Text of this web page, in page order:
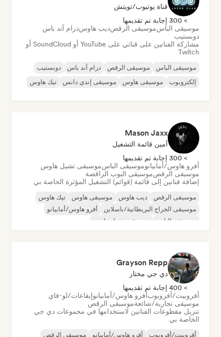
قناة يوتيوب/تويتش
> 300 إجابة تم تقديمها
موسيقى الباسموسيقى الرقصديب هاوسدرام آند باس
دوبستيب
مشاركة الفنانين على قناتي على YouTube أو SoundCloud أو
Twitch
موسيقى الباس موسيقى الرقص درام آند باس
دوبستيب
إلكتروبوب
موسيقى هاوس موسيقى إندي دانس تيك هاوس
Mason Jaxx
أمين قائمة التشغيل
> 300 إجابة تم تقديمها
أفرو هاوس/أمابيانوموسيقى الباسموسيقى تشيل هاوس
موسيقى الرقصموسيقى البوب الراقصة
إضافة فنانين إلى قائمة (قوائم) التشغيل المؤثرة الخاصة بي
موسيقى الرقص ديب هاوس موسيقى هاوس
تيك هاوس
موسيقى الجراج البريطانية/باسلاين
أفرو هاوس/أمابيانو
موسيقى الباس
موسيقى تشيل هاوس
Grayson Repp
دي جي مختار
> 400 إجابة تم تقديمها
أفروبيت/أفروبوبأفرو هاوس/أمابيانوإيقاعات/لو-فاي
موسيقى تجارية/شائعةموسيقى الرقص
تنزيل مقطوعات الفنانين لاستخدامها في مجموعات دي جي
الخاصة بي
أفروبيت/أفروبوب أفرو هاوس/أمابيانو موسيقى الرقص